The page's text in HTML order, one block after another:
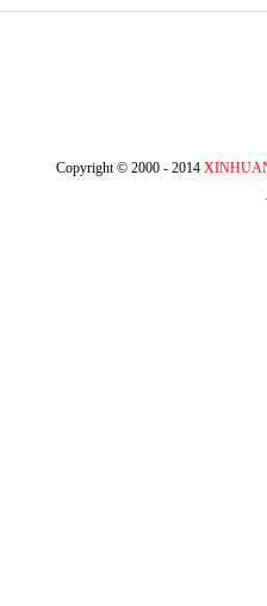
Copyright © 2000 - 2014